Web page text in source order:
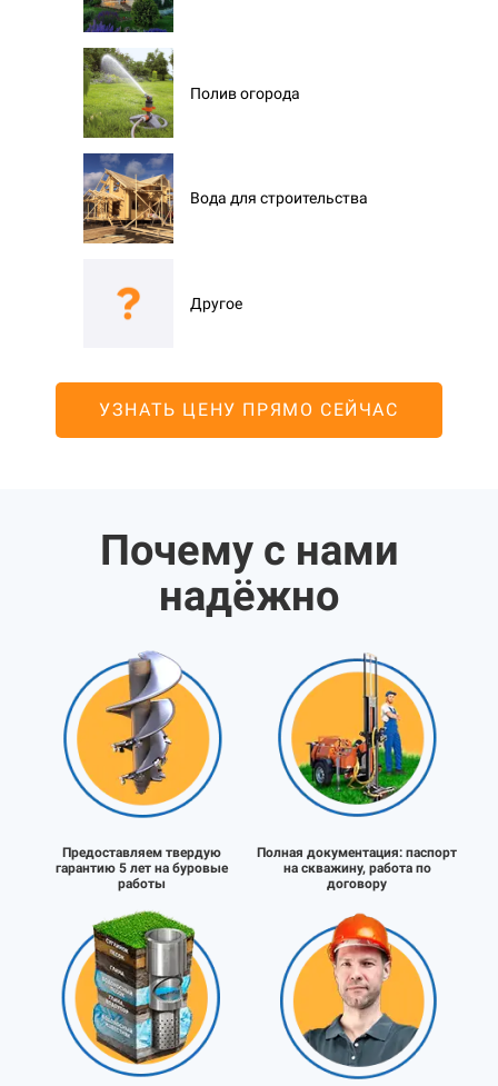
Полив огорода
Вода для строительства
Другое
УЗНАТЬ ЦЕНУ ПРЯМО СЕЙЧАС
Почему с нами
надёжно
Предоставляем твердую
гарантию 5 лет на буровые
работы
Полная документация: паспорт
на скважину, работа по
договору